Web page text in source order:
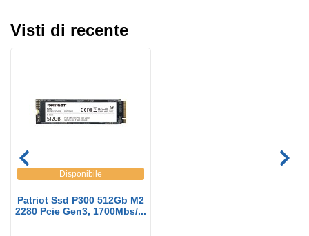
Visti di recente
Disponibile
Patriot Ssd P300 512Gb M2
2280 Pcie Gen3, 1700Mbs/...